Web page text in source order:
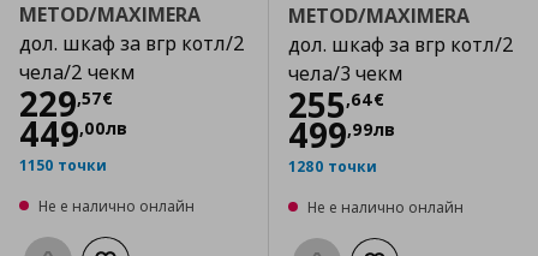
METOD/MAXIMERA
дол. шкаф за вгр котл/2
чела/2 чекм
229,57€
Цена
449,00лв
1150 точки
Не е налично онлайн
METOD/MAXIMERA
дол. шкаф за вгр котл/2
чела/3 чекм
255,64€
Цена
499,99лв
1280 точки
Не е налично онлайн